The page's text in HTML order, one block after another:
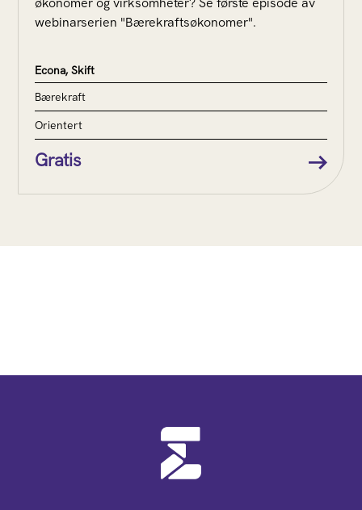
webinarserien "Bærekraftsøkonomer".
Econa, Skift
Bærekraft
Orientert
Gratis